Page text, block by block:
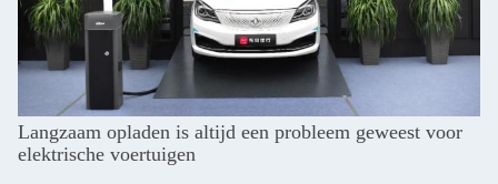
Langzaam opladen is altijd een probleem geweest voor
elektrische voertuigen